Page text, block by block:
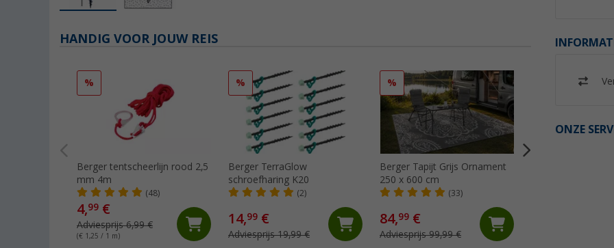
ONZE
HANDIG VOOR JOUW REIS
%
Berger tentscheerlijn rood 2,5
mm 4m
(48)
4,99 €
Adviesprijs 6,99 €
(€ 1,25 / 1 m)
%
Berger TerraGlow
schroefharing K20
(2)
14,99 €
Adviesprijs 19,99 €
%
Berger Tapijt Grijs Ornament
250 x 600 cm
(33)
84,99 €
Adviesprijs 99,99 €